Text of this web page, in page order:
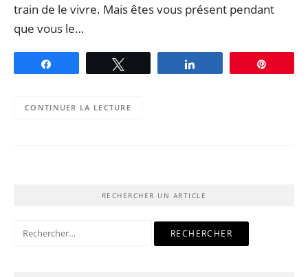
train de le vivre. Mais êtes vous présent pendant
que vous le…
CONTINUER LA LECTURE
RECHERCHER UN ARTICLE
Rechercher :